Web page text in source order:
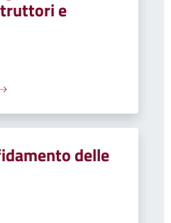
e
delle